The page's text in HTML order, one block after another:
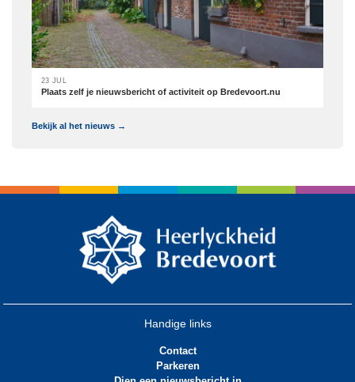
23 JUL
Plaats zelf je nieuwsbericht of activiteit op Bredevoort.nu
Bekijk al het nieuws →
Handige links
Contact
Parkeren